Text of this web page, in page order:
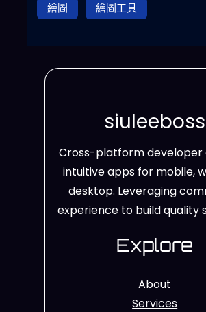
繪圖
繪圖工具
siuleeboss
Cross-platform developer
intuitive apps for mobile,
desktop. Leveraging
experience to build quality
Explore
About
Services